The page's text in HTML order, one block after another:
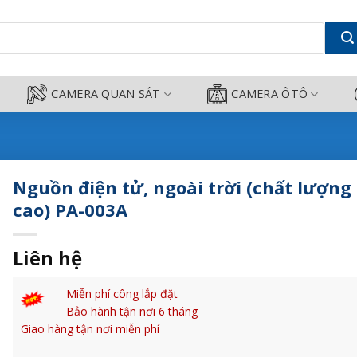
cao) PA-003A - Camera
CAMERA QUAN SÁT CAMERA ÔTÔ
Nguồn điện tử, ngoài trời (chất lượng
cao) PA-003A
Liên hệ
Miễn phí công lắp đặt
Bảo hành tận nơi 6 tháng
Giao hàng tận nơi miễn phí